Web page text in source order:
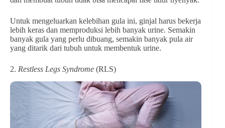
Untuk mengeluarkan kelebihan gula ini, ginjal harus bekerja
lebih keras dan memproduksi lebih banyak urine. Semakin
banyak gula yang perlu dibuang, semakin banyak pula air
yang ditarik dari tubuh untuk membentuk urine.
2. Restless Legs Syndrome (RLS)